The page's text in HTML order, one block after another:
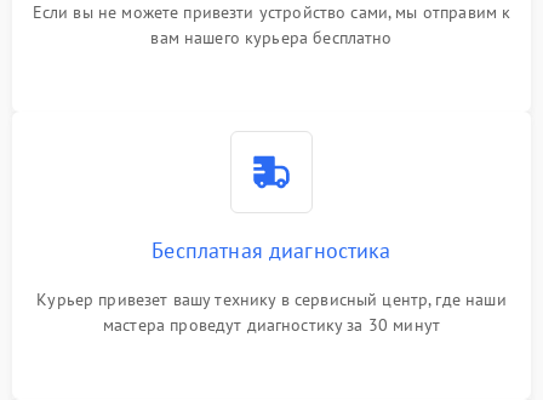
Если вы не можете привезти устройство сами, мы отправим к
вам нашего курьера бесплатно
Бесплатная диагностика
Курьер привезет вашу технику в сервисный центр, где наши
мастера проведут диагностику за 30 минут